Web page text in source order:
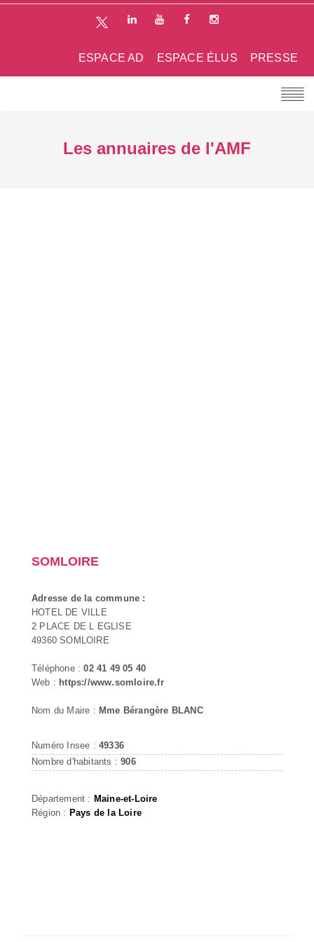
PRESSE
ESPACE ÉLUS
ESPACE AD
Les annuaires de l'AMF
SOMLOIRE
Adresse de la commune :
HOTEL DE VILLE
2 PLACE DE L EGLISE
49360 SOMLOIRE
Téléphone :02 41 49 05 40
Web : https://www.somloire.fr
Nom du Maire : Mme Bérangère BLANC
Numéro Insee : 49336
Nombre d'habitants :906
Département : Maine-et-Loire
Région : Pays de la Loire